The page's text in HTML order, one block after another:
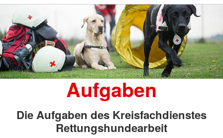
Aufgaben
Die Aufgaben des Kreisfachdienstes
Rettungshundearbeit